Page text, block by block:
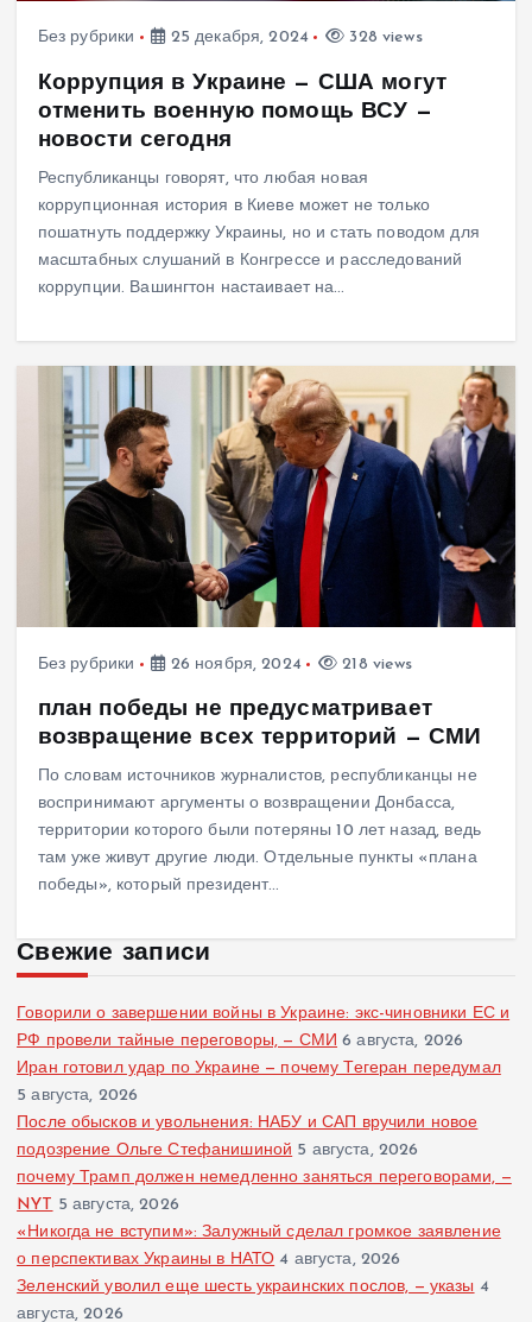
Без рубрики 25 декабря, 2024 328 views
Коррупция в Украине — США могут
отменить военную помощь ВСУ —
новости сегодня
Республиканцы говорят, что любая новая
коррупционная история в Киеве может не только
пошатнуть поддержку Украины, но и стать поводом для
масштабных слушаний в Конгрессе и расследований
коррупции. Вашингтон настаивает на…
Без рубрики 26 ноября, 2024 218 views
план победы не предусматривает
возвращение всех территорий — СМИ
По словам источников журналистов, республиканцы не
воспринимают аргументы о возвращении Донбасса,
территории которого были потеряны 10 лет назад, ведь
там уже живут другие люди. Отдельные пункты «плана
победы», который президент…
Свежие записи
Говорили о завершении войны в Украине: экс-чиновники ЕС и
РФ провели тайные переговоры, — СМИ 6 августа, 2026
Иран готовил удар по Украине — почему Тегеран передумал
5 августа, 2026
После обысков и увольнения: НАБУ и САП вручили новое
подозрение Ольге Стефанишиной 5 августа, 2026
почему Трамп должен немедленно заняться переговорами, —
NYT 5 августа, 2026
«Никогда не вступим»: Залужный сделал громкое заявление
о перспективах Украины в НАТО 4 августа, 2026
Зеленский уволил еще шесть украинских послов, — указы 4
августа, 2026